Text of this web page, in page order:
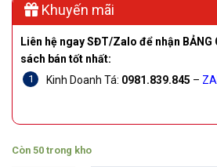
Khuyến mãi
Liên hệ ngay SĐT/Zalo để nhận BẢNG
sách bán tốt nhất:
Kinh Doanh Tá: 0981.839.845 –
Còn 50 trong kho